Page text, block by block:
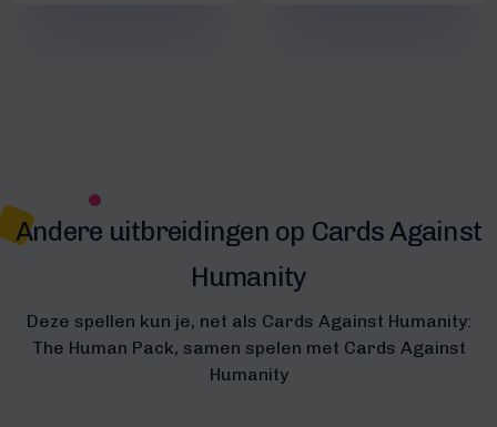
Andere uitbreidingen op Cards Against
Humanity
Deze spellen kun je, net als Cards Against Humanity:
The Human Pack, samen spelen met Cards Against
Humanity